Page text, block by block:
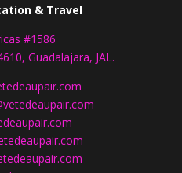
& Travel
#1586
Guadalajara, JAL.